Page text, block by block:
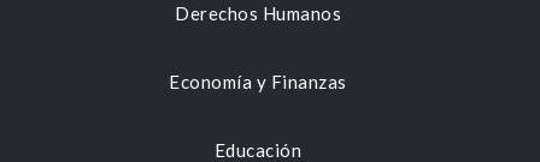
Derechos Humanos
Economía y Finanzas
Educación